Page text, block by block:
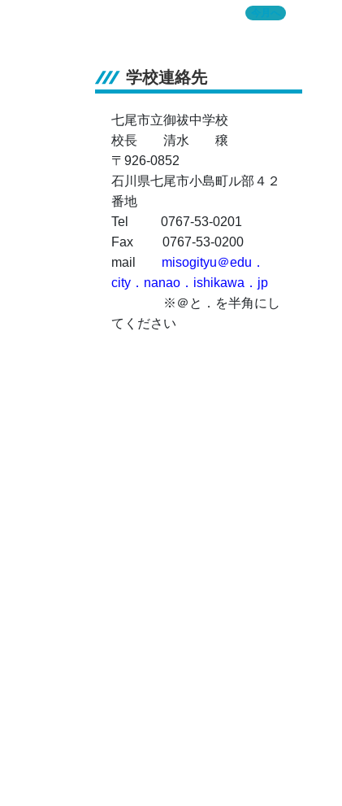
学校連絡先
七尾市立御祓中学校
校長 清水 穣
〒926-0852
石川県七尾市小島町ル部４２
番地
Tel 0767-53-0201
Fax 0767-53-0200
mail misogityu＠edu．
city．nanao．ishikawa．jp
※＠と．を半角にし
てください